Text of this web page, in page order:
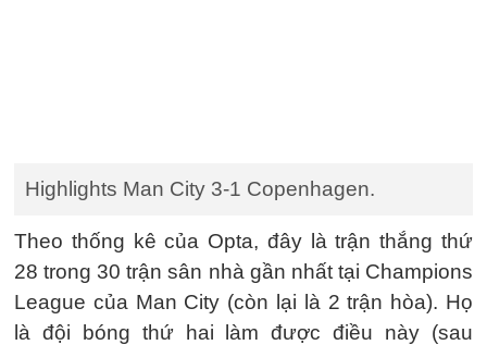
Highlights Man City 3-1 Copenhagen.
Theo thống kê của Opta, đây là trận thắng thứ
28 trong 30 trận sân nhà gần nhất tại Champions
League của Man City (còn lại là 2 trận hòa). Họ
là đội bóng thứ hai làm được điều này (sau